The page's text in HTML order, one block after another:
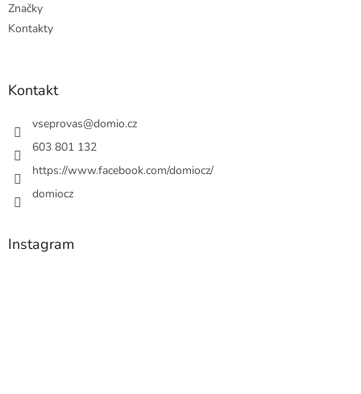
Značky
Kontakty
Kontakt
vseprovas@domio.cz
603 801 132
https://www.facebook.com/domiocz/
domiocz
Instagram